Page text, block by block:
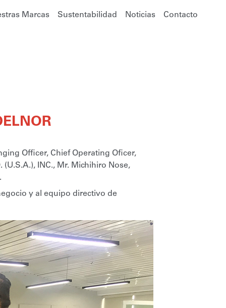
Marcas Sustentabilidad Noticias Contacto
Officer, Chief Operating Oficer,
INC., Mr. Michihiro Nose,
y al equipo directivo de